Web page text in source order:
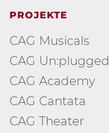
PROJEKTE
CAG Musicals
CAG Un:plugged
CAG Academy
CAG Cantata
CAG Theater